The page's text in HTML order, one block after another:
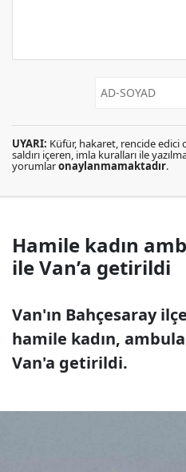
UYARI: Küfür, hakaret, rencide edici
saldırı içeren, imla kuralları ile
yorumlaronaylanmamaktadır.
Hamile kadın
ile Van’a getirildi
Van'ın Bahçesaray
hamile kadın,
Van'a getirildi.